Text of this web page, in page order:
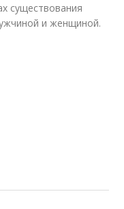
существования
и женщиной.